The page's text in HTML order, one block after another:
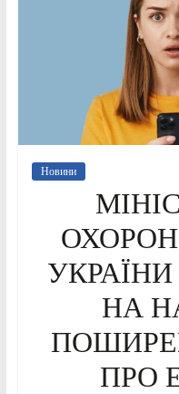
Новини
НА
ПРО